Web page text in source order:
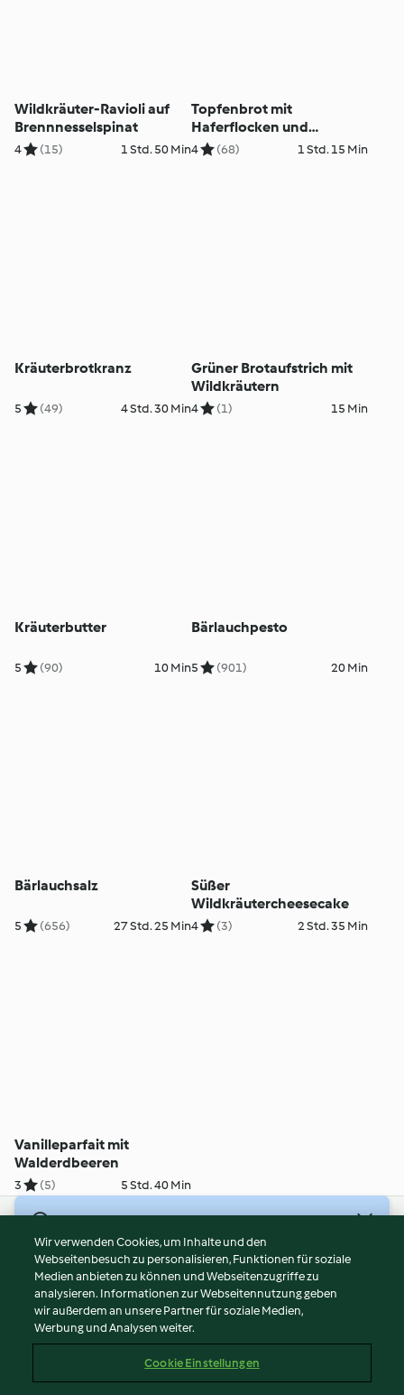
Wildkräuter-Ravioli auf
Brennnesselspinat
4 (15) 1 Std. 50 Min
Topfenbrot mit
Haferflocken und
Wildkäutermix
4 (68) 1 Std. 15 Min
Kräuterbrotkranz
5 (49) 4 Std. 30 Min
Grüner Brotaufstrich mit
Wildkräutern
4 (1) 15 Min
Kräuterbutter
5 (90) 10 Min
Bärlauchpesto
5 (901) 20 Min
Bärlauchsalz
5 (656) 27 Std. 25 Min
Süßer
Wildkräutercheesecake
4 (3) 2 Std. 35 Min
Vanilleparfait mit
Walderdbeeren
3 (5) 5 Std. 40 Min
Nutzungsbedingungen
Datenschutzrichtlinien
Disclaimer
Impressum
Inhalt melden
Wir verwenden Cookies, um Inhalte und den
Webseitenbesuch zu personalisieren, Funktionen für soziale
Medien anbieten zu können und Webseitenzugriffe zu
analysieren. Informationen zur Webseitennutzung geben
wir außerdem an unsere Partner für soziale Medien,
Werbung und Analysen weiter.
Cookie Einstellungen